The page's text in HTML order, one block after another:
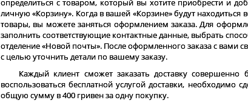
определиться с товаром, который вы хотите приобрести и
личную «Корзину». Когда в вашей «Корзине» будут находиться
товары, вы можете заняться оформлением заказа. Для
заполнить соответствующие контактные данные, выбрать
отделение «Новой почты». После оформленного заказа с вами
с целью уточнить детали по вашему заказу.
Каждый клиент сможет заказать доставку совершенно
воспользоваться бесплатной услугой доставки, необходимо
общую сумму в 400 гривен за одну покупку.